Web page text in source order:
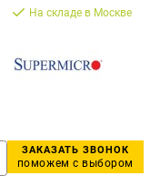
На складе в Москве
ЗАКАЗАТЬ ЗВОНОК
поможем с выбором